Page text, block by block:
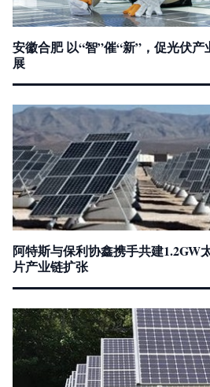
安徽合肥 以“智”催“新”，促光伏
展
阿特斯与保利协鑫携手共建1.2GW
片产业链扩张